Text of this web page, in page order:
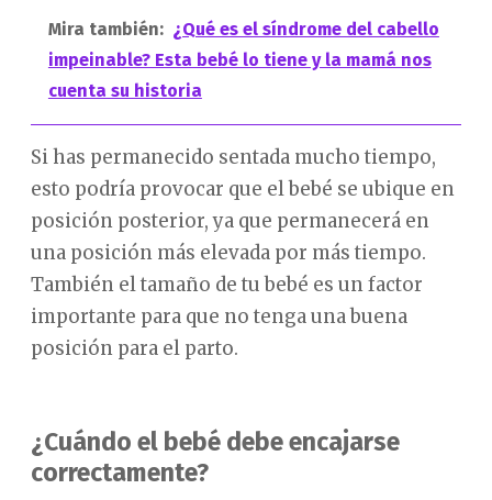
Mira también: ¿Qué es el síndrome del cabello
impeinable? Esta bebé lo tiene y la mamá nos
cuenta su historia
Si has permanecido sentada mucho tiempo,
esto podría provocar que el bebé se ubique en
posición posterior, ya que permanecerá en
una posición más elevada por más tiempo.
También el tamaño de tu bebé es un factor
importante para que no tenga una buena
posición para el parto.
¿Cuándo el bebé debe encajarse
correctamente?